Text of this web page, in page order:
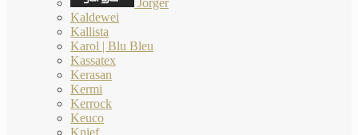
Jorger
Kaldewei
Kallista
Karol | Blu Bleu
Kassatex
Kerasan
Kermi
Kerrock
Keuco